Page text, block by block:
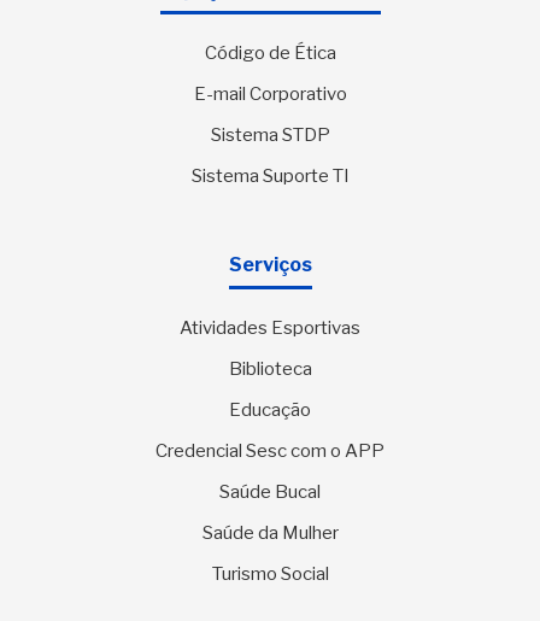
Código de Ética
E-mail Corporativo
Sistema STDP
Sistema Suporte TI
Serviços
Atividades Esportivas
Biblioteca
Educação
Credencial Sesc com o APP
Saúde Bucal
Saúde da Mulher
Turismo Social